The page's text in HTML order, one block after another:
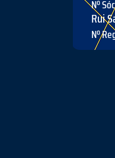
Rui
Nº
Nº